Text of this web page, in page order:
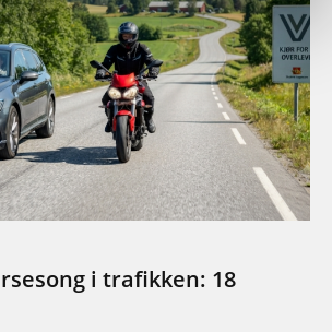
i trafikken: 18